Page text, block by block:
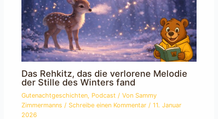
Das Rehkitz, das die verlorene Melodie
der Stille des Winters fand
Gutenachtgeschichten, Podcast / Von Sammy
Zimmermanns / Schreibe einen Kommentar /11. Januar
2026